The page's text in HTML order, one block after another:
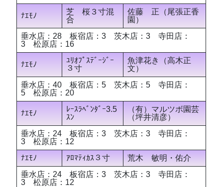
ﾅｴﾓﾉ
芝 桜３寸混
合
佐藤 正（尾張正香
園）
垂水店：28 板宿店：3 茨木店：3 寺田店：
3 松原店：16
ﾅｴﾓﾉ
ﾕﾘｵﾌﾟｽﾃﾞｰｼﾞｰ
３寸
魚津花き（高木正
文）
垂水店：40 板宿店：5 茨木店：5 寺田店：
5 松原店：20
ﾅｴﾓﾉ
ﾚｰｽﾗﾍﾞﾝﾀﾞｰ3.5
ｽﾝ
（有）マルツボ園芸
（坪井清彦）
垂水店：24 板宿店：3 茨木店：3 寺田店：
3 松原店：12
ﾅｴﾓﾉ
ｱﾛﾏﾃｨｶｽ３寸
荒木 敏明・佑介
垂水店：24 板宿店：3 茨木店：3 寺田店：
3 松原店：12